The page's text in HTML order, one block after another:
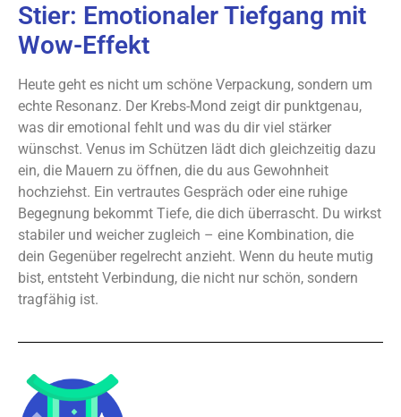
Stier: Emotionaler Tiefgang mit
Wow-Effekt
Heute geht es nicht um schöne Verpackung, sondern um
echte Resonanz. Der Krebs-Mond zeigt dir punktgenau,
was dir emotional fehlt und was du dir viel stärker
wünschst. Venus im Schützen lädt dich gleichzeitig dazu
ein, die Mauern zu öffnen, die du aus Gewohnheit
hochziehst. Ein vertrautes Gespräch oder eine ruhige
Begegnung bekommt Tiefe, die dich überrascht. Du wirkst
stabiler und weicher zugleich – eine Kombination, die
dein Gegenüber regelrecht anzieht. Wenn du heute mutig
bist, entsteht Verbindung, die nicht nur schön, sondern
tragfähig ist.